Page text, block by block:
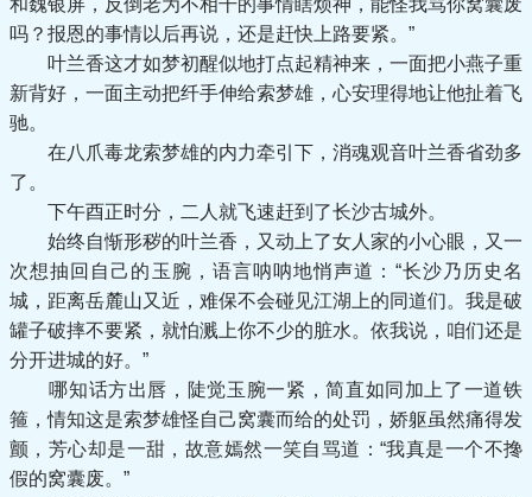
和魏银屏，反倒老为不相干的事情瞎烦神，能怪我骂你窝囊废
吗？报恩的事情以后再说，还是赶快上路要紧。”
叶兰香这才如梦初醒似地打点起精神来，一面把小燕子重
新背好，一面主动把纤手伸给索梦雄，心安理得地让他扯着飞
驰。
在八爪毒龙索梦雄的内力牵引下，消魂观音叶兰香省劲多
了。
下午酉正时分，二人就飞速赶到了长沙古城外。
始终自惭形秽的叶兰香，又动上了女人家的小心眼，又一
次想抽回自己的玉腕，语言呐呐地悄声道：“长沙乃历史名
城，距离岳麓山又近，难保不会碰见江湖上的同道们。我是破
罐子破摔不要紧，就怕溅上你不少的脏水。依我说，咱们还是
分开进城的好。”
哪知话方出唇，陡觉玉腕一紧，简直如同加上了一道铁
箍，情知这是索梦雄怪自己窝囊而给的处罚，娇躯虽然痛得发
颤，芳心却是一甜，故意嫣然一笑自骂道：“我真是一个不搀
假的窝囊废。”